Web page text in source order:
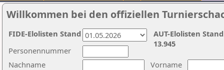
Willkommen bei den offiziellen
Nachname
Vorname
Personennummer
AUT-Elolisten
13.945
FIDE-Elolisten Stand